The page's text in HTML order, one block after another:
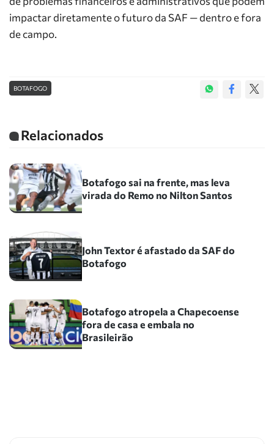
impactar diretamente o futuro da SAF — dentro e fora
de campo.
BOTAFOGO
Relacionados
Botafogo sai na frente, mas leva
virada do Remo no Nilton Santos
John Textor é afastado da SAF do
Botafogo
Botafogo atropela a Chapecoense
fora de casa e embala no
Brasileirão